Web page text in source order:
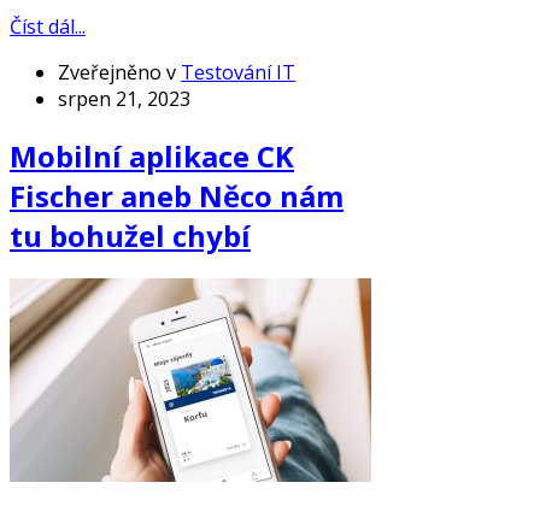
Číst dál...
Zveřejněno v Testování IT
srpen 21, 2023
Mobilní aplikace CK
Fischer aneb Něco nám
tu bohužel chybí